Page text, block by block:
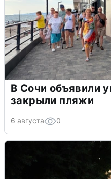
В Сочи объявили
закрыли пляжи
6 августа 0